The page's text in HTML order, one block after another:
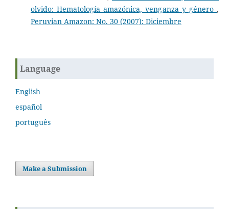
olvido: Hematología amazónica, venganza y género,
Peruvian Amazon: No. 30 (2007): Diciembre
Language
English
español
português
Make a Submission